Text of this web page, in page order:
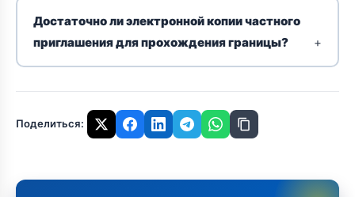
Достаточно ли электронной копии частного
приглашения для прохождения границы?
Поделиться: